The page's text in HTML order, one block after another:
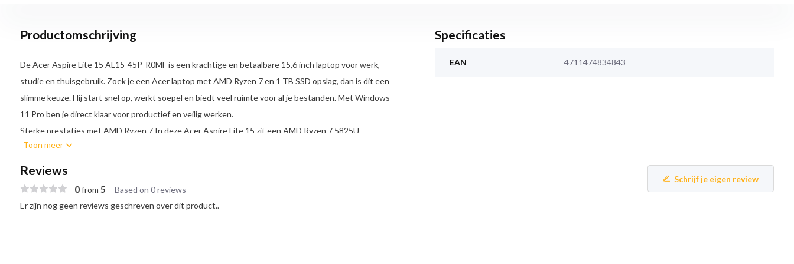
Productomschrijving
De Acer Aspire Lite 15 AL15-45P-R0MF is een krachtige en betaalbare 15,6 inch laptop voor werk,
studie en thuisgebruik. Zoek je een Acer laptop met AMD Ryzen 7 en 1 TB SSD opslag, dan is dit een
slimme keuze. Hij start snel op, werkt soepel en biedt veel ruimte voor al je bestanden. Met Windows
11 Pro ben je direct klaar voor productief en veilig werken.
Sterke prestaties met AMD Ryzen 7In deze Acer Aspire Lite 15 zit een AMD Ryzen 7 5825U
processor. Deze achtkernige processor levert vlotte prestaties bij multitasken. Werk je met meerdere
programma’s tegelijk, dan blijft alles soepel draaien. Denk aan grote Excel-bestanden, videomeetings
Presentaties zien er strak uit en streamen gaat zonder haperingen. Voor studie, kantoorwerk en
Toon meer
Specificaties
EAN 4711474834843
Reviews
0from 5 Based on 0 reviews
Schrijf je eigen review
Er zijn nog geen reviews geschreven over dit product..